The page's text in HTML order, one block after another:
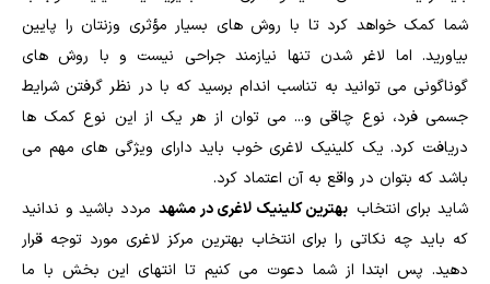
شما کمک خواهد کرد تا با روش های بسیار مؤثری وزنتان را پایین
بیاورید. اما لاغر شدن تنها نیازمند جراحی نیست و با روش های
گوناگونی می توانید به تناسب اندام برسید که با در نظر گرفتن شرایط
جسمی فرد، نوع چاقی و... می توان از هر یک از این نوع کمک ها
دریافت کرد. یک کلینیک لاغری خوب باید دارای ویژگی های مهم می
باشد که بتوان در واقع به آن اعتماد کرد.
شاید برای انتخاب بهترین کلینیک لاغری در مشهد مردد باشید و ندانید
که باید چه نکاتی را برای انتخاب بهترین مرکز لاغری مورد توجه قرار
دهید. پس ابتدا از شما دعوت می کنیم تا انتهای این بخش با ما